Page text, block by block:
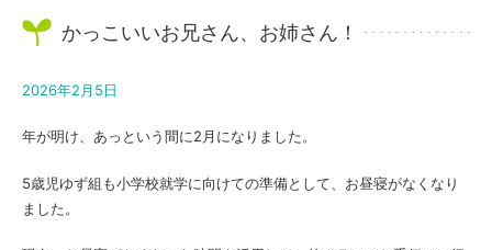
かっこいいお兄さん、お姉さん！
2026年2月5日
年が明け、あっという間に2月になりました。
5歳児ゆず組も小学校就学に向けての準備として、お昼寝がなくなり
ました。